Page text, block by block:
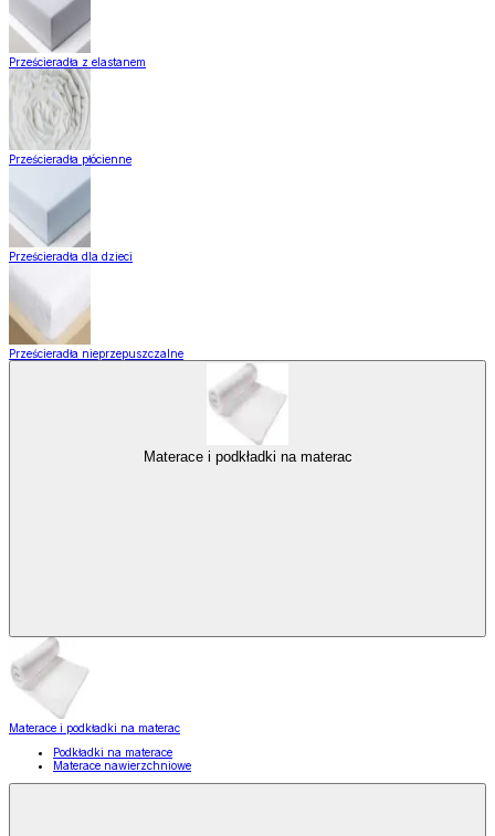
Prześcieradła z elastanem
Prześcieradła płócienne
Prześcieradła dla dzieci
Prześcieradła nieprzepuszczalne
Materace i podkładki na materac
Materace i podkładki na materac
Podkładki na materace
Materace nawierzchniowe